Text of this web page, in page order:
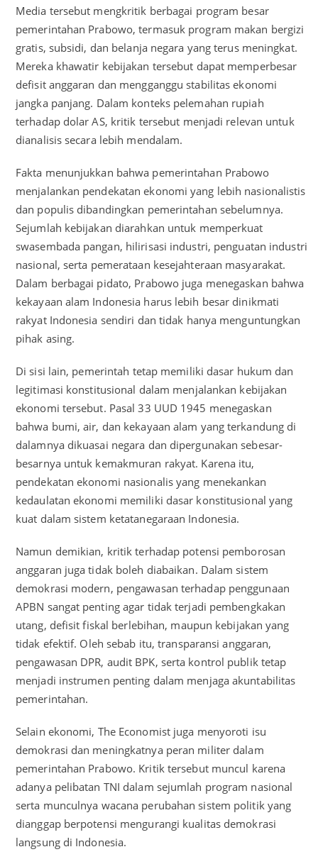
Media tersebut mengkritik berbagai program besar
pemerintahan Prabowo, termasuk program makan bergizi
gratis, subsidi, dan belanja negara yang terus meningkat.
Mereka khawatir kebijakan tersebut dapat memperbesar
defisit anggaran dan mengganggu stabilitas ekonomi
jangka panjang. Dalam konteks pelemahan rupiah
terhadap dolar AS, kritik tersebut menjadi relevan untuk
dianalisis secara lebih mendalam.
Fakta menunjukkan bahwa pemerintahan Prabowo
menjalankan pendekatan ekonomi yang lebih nasionalistis
dan populis dibandingkan pemerintahan sebelumnya.
Sejumlah kebijakan diarahkan untuk memperkuat
swasembada pangan, hilirisasi industri, penguatan industri
nasional, serta pemerataan kesejahteraan masyarakat.
Dalam berbagai pidato, Prabowo juga menegaskan bahwa
kekayaan alam Indonesia harus lebih besar dinikmati
rakyat Indonesia sendiri dan tidak hanya menguntungkan
pihak asing.
Di sisi lain, pemerintah tetap memiliki dasar hukum dan
legitimasi konstitusional dalam menjalankan kebijakan
ekonomi tersebut. Pasal 33 UUD 1945 menegaskan
bahwa bumi, air, dan kekayaan alam yang terkandung di
dalamnya dikuasai negara dan dipergunakan sebesar-
besarnya untuk kemakmuran rakyat. Karena itu,
pendekatan ekonomi nasionalis yang menekankan
kedaulatan ekonomi memiliki dasar konstitusional yang
kuat dalam sistem ketatanegaraan Indonesia.
Namun demikian, kritik terhadap potensi pemborosan
anggaran juga tidak boleh diabaikan. Dalam sistem
demokrasi modern, pengawasan terhadap penggunaan
APBN sangat penting agar tidak terjadi pembengkakan
utang, defisit fiskal berlebihan, maupun kebijakan yang
tidak efektif. Oleh sebab itu, transparansi anggaran,
pengawasan DPR, audit BPK, serta kontrol publik tetap
menjadi instrumen penting dalam menjaga akuntabilitas
pemerintahan.
Selain ekonomi, The Economist juga menyoroti isu
demokrasi dan meningkatnya peran militer dalam
pemerintahan Prabowo. Kritik tersebut muncul karena
adanya pelibatan TNI dalam sejumlah program nasional
serta munculnya wacana perubahan sistem politik yang
dianggap berpotensi mengurangi kualitas demokrasi
langsung di Indonesia.